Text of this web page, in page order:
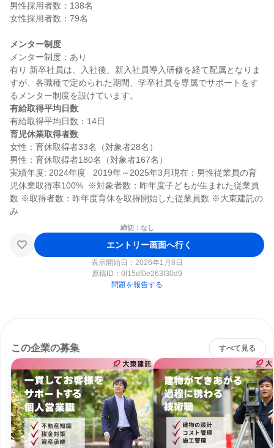
男性採用者数：138名
女性採用者数：79名
メンター制度
メンター制度：あり
有り 新卒社員は、入社後、新入社員導入研修を経て配属となりま
すが、各職種で定められた期間、学卒社員を専属でサポートをす
有給取得平均日数
育児休業取得者数
女性：育休取得者33名（対象者28名）
男性：育休取得者180名（対象者167名）
実績年度: 2024年度   2019年～2025年3月現在：男性従業員の育
児休業取得率100%  ※対象者数：昨年度子どもが生まれた従業員
数 ※取得者数：昨年度育休を取得開始した従業員数 ※大東建託の
締切：なし
エントリー画面へ行く
表示開始日：2026年1月8日
原稿ID： 0f15df0e263f30d9
問題を報告する
この企業の募集 すべて見る